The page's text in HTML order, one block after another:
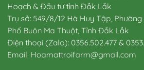
Hoạch & Đầu tư tỉnh Đắk Lắk
Trụ sở: 549/8/12 Hà Huy Tập, Phường
Phố Buôn Ma Thuột, Tỉnh Đắk Lắk
Điện thoại (Zalo): 0356.502.477 &
Email: Hoamattroifarm@gmail.com